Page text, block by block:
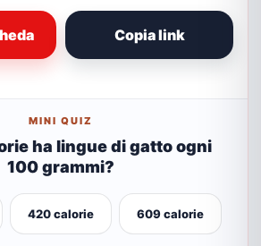
Copia link
MINI QUIZ
ha lingue di gatto ogni
100 grammi?
420 calorie 609 calorie